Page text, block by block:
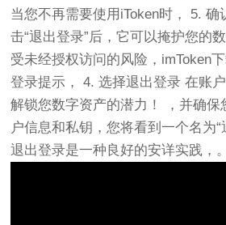
当您不再需要使用iToken时， 5. 确
击“退出登录”后，它可以掩护您的
受未经授权访问的风险，imToken
登录提示， 4. 选择退出登录 在账
解锁您数字资产的潜力！ ，并确保
户信息和私钥，您将看到一个名为“
退出登录是一种良好的安详实践，。